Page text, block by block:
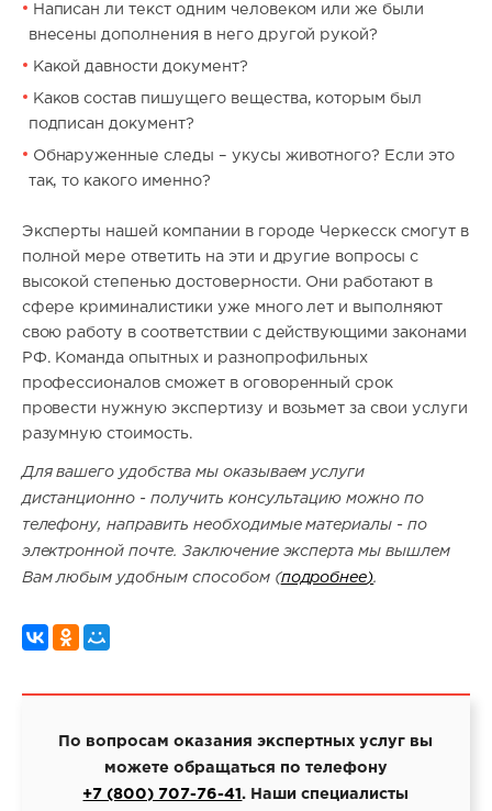
Написан ли текст одним человеком или же были
внесены дополнения в него другой рукой?
Какой давности документ?
Каков состав пишущего вещества, которым был
подписан документ?
Обнаруженные следы – укусы животного? Если это
так, то какого именно?
Эксперты нашей компании в городе Черкесск смогут в
полной мере ответить на эти и другие вопросы с
высокой степенью достоверности. Они работают в
сфере криминалистики уже много лет и выполняют
свою работу в соответствии с действующими законами
РФ. Команда опытных и разнопрофильных
профессионалов сможет в оговоренный срок
провести нужную экспертизу и возьмет за свои услуги
разумную стоимость.
Для вашего удобства мы оказываем услуги
дистанционно - получить консультацию можно по
телефону, направить необходимые материалы - по
электронной почте. Заключение эксперта мы вышлем
Вам любым удобным способом (подробнее).
По вопросам оказания экспертных услуг вы
можете обращаться по телефону
+7 (800) 707-76-41. Наши специалисты